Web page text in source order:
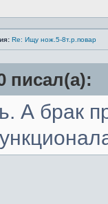
Re: Ищу нож.5-8т.р.повар
писал(а):
А брак